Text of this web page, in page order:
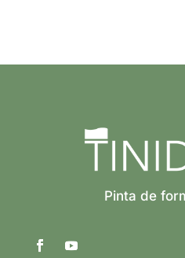
Pinta de